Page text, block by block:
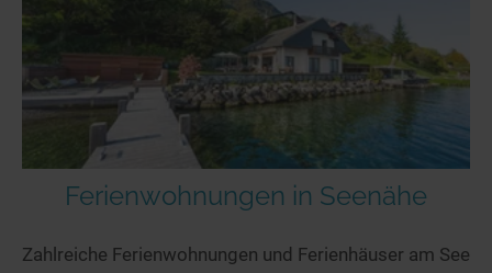
Ferienwohnungen in Seenähe
Zahlreiche Ferienwohnungen und Ferienhäuser am See